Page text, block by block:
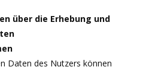
über die Erhebung und
Daten des Nutzers können